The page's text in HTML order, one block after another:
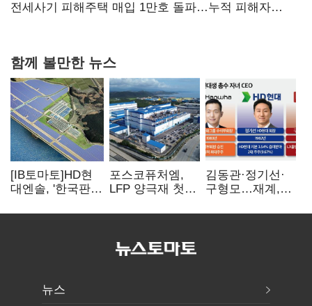
아닌 캐피탈
전세사기 피해주택 매입 1만호 돌파…누적 피해자
함께 볼만한 뉴스
[IB토마토]HD현
대엔솔, '한국판
세액공제 선택이
포스코퓨처엠,
LFP 양극재 첫
ESS 시장 공략
김동관·정기선·
구형모…재계,
전성시대
뉴스